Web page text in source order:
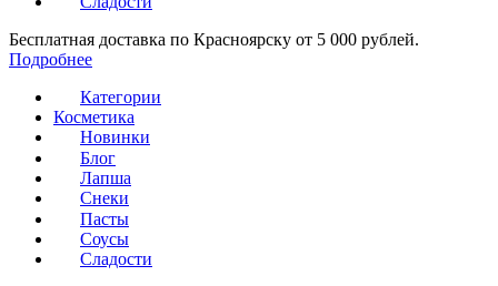
Бесплатная доставка по Красноярску от 5 000 рублей.
Подробнее
Категории
Косметика
Новинки
Блог
Лапша
Снеки
Пасты
Соусы
Сладости